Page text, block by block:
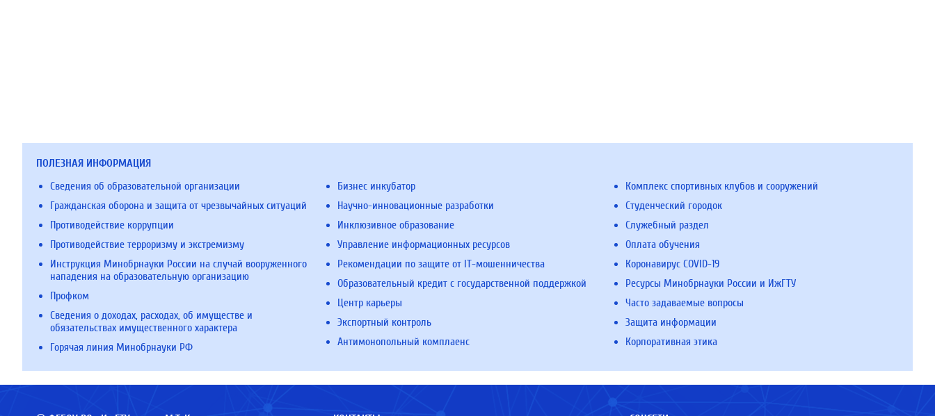
ПОЛЕЗНАЯ ИНФОРМАЦИЯ
Сведения об образовательной организации
Гражданская оборона и защита от чрезвычайных ситуаций
Противодействие коррупции
Противодействие терроризму и экстремизму
Инструкция Минобрнауки России на случай вооруженного
нападения на образовательную организацию
Профком
Сведения о доходах, расходах, об имуществе и
обязательствах имущественного характера
Горячая линия Минобрнауки РФ
Бизнес инкубатор
Научно-инновационные разработки
Инклюзивное образование
Управление информационных ресурсов
Рекомендации по защите от IT-мошенничества
Образовательный кредит с государственной поддержкой
Центр карьеры
Экспортный контроль
Антимонопольный комплаенс
Комплекс спортивных клубов и сооружений
Студенческий городок
Служебный раздел
Оплата обучения
Коронавирус COVID-19
Ресурсы Минобрнауки России и ИжГТУ
Часто задаваемые вопросы
Защита информации
Корпоративная этика